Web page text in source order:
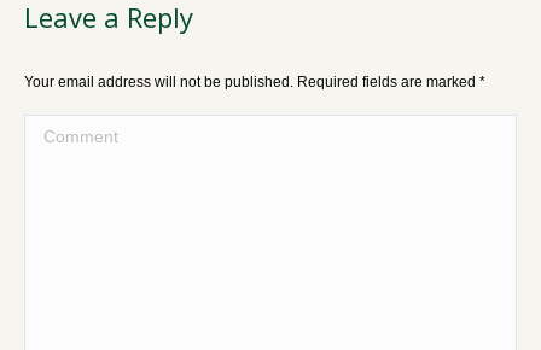
Leave a Reply
Your email address will not be published. Required fields are marked *
Comment